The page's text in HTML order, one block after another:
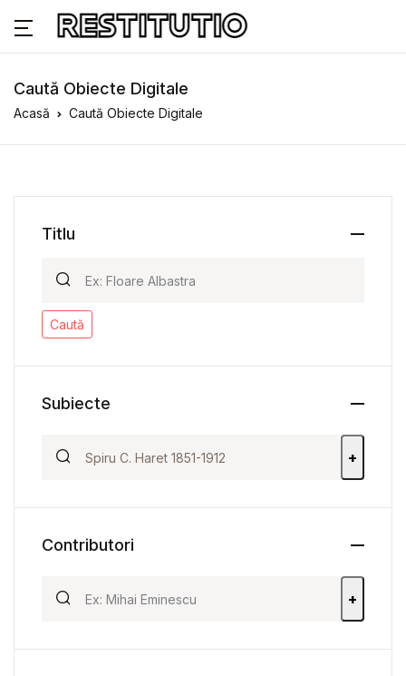
Caută Obiecte Digitale
Acasă Caută Obiecte Digitale
Titlu
Caută
Subiecte
+
Contributori
+